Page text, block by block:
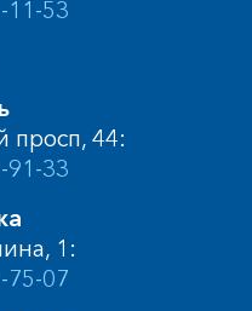
11-53
просп, 44:
91-33
1:
75-07